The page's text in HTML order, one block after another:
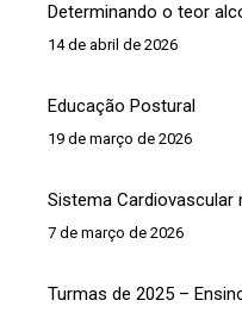
Determinando o teor
14 de abril de 2026
Educação Postural
19 de março de 2026
Sistema Cardiovascular
7 de março de 2026
Turmas de 2025 –